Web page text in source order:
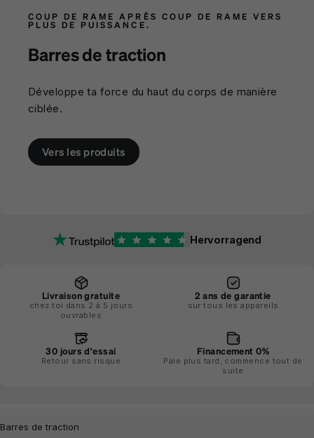
COUP DE RAME APRÈS COUP DE RAME VERS
PLUS DE PUISSANCE.
Barres de traction
Développe ta force du haut du corps de manière
ciblée.
Vers les produits
Hervorragend
Livraison gratuite
chez toi dans 2 à 5 jours
ouvrables
2 ans de garantie
sur tous les appareils
30 jours d'essai
Retour sans risque
Financement 0%
Paie plus tard, commence tout de
suite